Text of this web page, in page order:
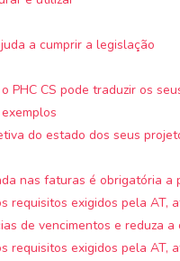
a cumprir a legislação
PHC CS pode traduzir os
do estado dos seus
nas faturas é obrigatória a
requisitos exigidos pela AT,
de vencimentos e reduza
requisitos exigidos pela AT,